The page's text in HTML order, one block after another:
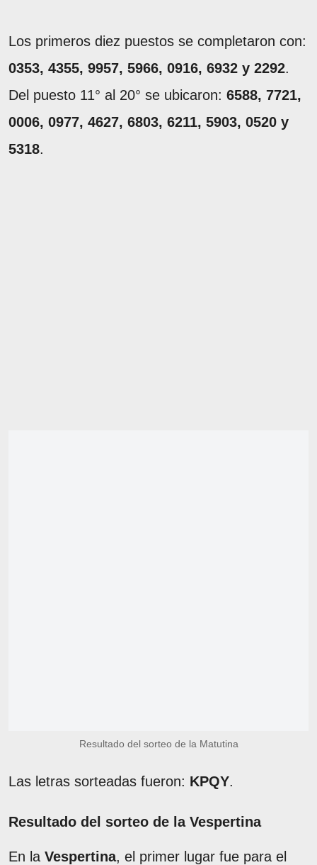
Los primeros diez puestos se completaron con:
0353, 4355, 9957, 5966, 0916, 6932 y 2292.
Del puesto 11° al 20° se ubicaron: 6588, 7721,
0006, 0977, 4627, 6803, 6211, 5903, 0520 y
5318.
Resultado del sorteo de la Matutina
Las letras sorteadas fueron: KPQY.
Resultado del sorteo de la Vespertina
En la Vespertina, el primer lugar fue para el